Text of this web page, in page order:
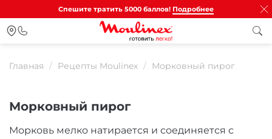
Спешите тратить 5000 баллов! Подробнее
Главная Рецепты Moulinex Морковный пирог
Морковный пирог
Морковь мелко натирается и соединяется с